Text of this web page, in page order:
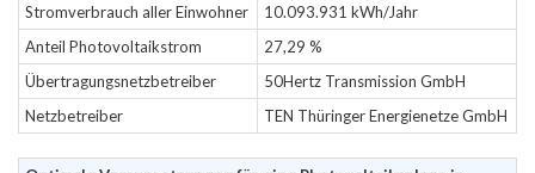
Stromverbrauch aller Einwohner
10.093.931 kWh/Jahr
Anteil Photovoltaikstrom
27,29 %
Übertragungsnetzbetreiber
50Hertz Transmission GmbH
Netzbetreiber
TEN Thüringer Energienetze GmbH